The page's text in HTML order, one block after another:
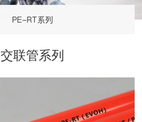
PE-RT系列
交联管系列